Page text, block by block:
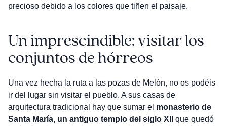
precioso debido a los colores que tiñen el paisaje.
Un imprescindible: visitar los
conjuntos de hórreos
Una vez hecha la ruta a las pozas de Melón, no os podéis
ir del lugar sin visitar el pueblo. A sus casas de
arquitectura tradicional hay que sumar el monasterio de
Santa María, un antiguo templo del siglo XII
que quedó